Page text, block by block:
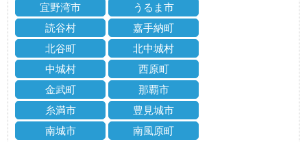
宜野湾市
うるま市
読谷村
嘉手納町
北谷町
北中城村
中城村
西原町
金武町
那覇市
糸満市
豊見城市
南城市
南風原町